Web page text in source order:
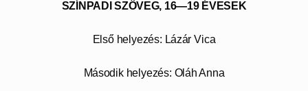
SZÍNPADI SZÖVEG, 16—19 ÉVESEK
Első helyezés: Lázár Vica
Második helyezés: Oláh Anna